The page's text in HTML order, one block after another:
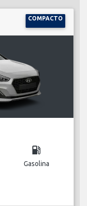
COMPACTO
local_gas_station
Gasolina